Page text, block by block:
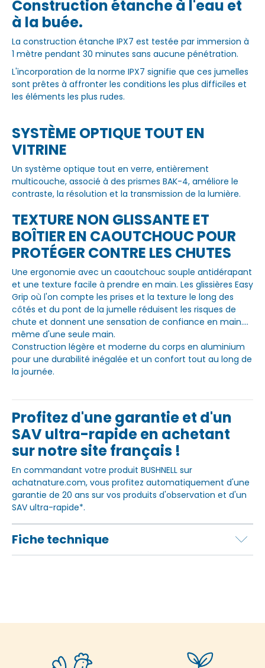
Construction étanche à l'eau et
à la buée.
La construction étanche IPX7 est testée par immersion à
1 mètre pendant 30 minutes sans aucune pénétration.
L'incorporation de la norme IPX7 signifie que ces jumelles
sont prêtes à affronter les conditions les plus difficiles et
les éléments les plus rudes.
SYSTÈME OPTIQUE TOUT EN
VITRINE
Un système optique tout en verre, entièrement
multicouche, associé à des prismes BAK-4, améliore le
contraste, la résolution et la transmission de la lumière.
TEXTURE NON GLISSANTE ET
BOÎTIER EN CAOUTCHOUC POUR
PROTÉGER CONTRE LES CHUTES
Une ergonomie avec un caoutchouc souple antidérapant
et une texture facile à prendre en main. Les glissières Easy
Grip où l'on compte les prises et la texture le long des
côtés et du pont de la jumelle réduisent les risques de
chute et donnent une sensation de confiance en main....
même d'une seule main.
Construction légère et moderne du corps en aluminium
pour une durabilité inégalée et un confort tout au long de
la journée.
Profitez d'une garantie et d'un
SAV ultra-rapide en achetant
sur notre site français !
En commandant votre produit BUSHNELL sur
achatnature.com, vous profitez automatiquement d'une
garantie de 20 ans sur vos produits d'observation et d'un
SAV ultra-rapide*.
Fiche technique